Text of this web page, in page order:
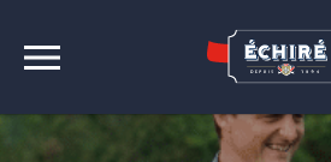
CONTACT